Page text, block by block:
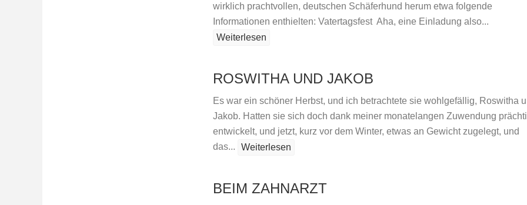
wirklich prachtvollen, deutschen Schäferhund herum etwa folgende
Informationen enthielten: Vatertagsfest  Aha, eine Einladung also...
Weiterlesen
ROSWITHA UND JAKOB
Es war ein schöner Herbst, und ich betrachtete sie wohlgefällig, Roswitha
Jakob. Hatten sie sich doch dank meiner monatelangen Zuwendung
entwickelt, und jetzt, kurz vor dem Winter, etwas an Gewicht zugelegt, und
das...
Weiterlesen
BEIM ZAHNARZT